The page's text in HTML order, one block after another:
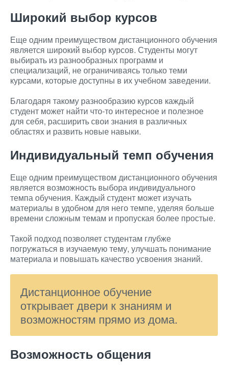
Широкий выбор курсов
Еще одним преимуществом дистанционного обучения
является широкий выбор курсов. Студенты могут
выбирать из разнообразных программ и
специализаций, не ограничиваясь только теми
курсами, которые доступны в их учебном заведении.
Благодаря такому разнообразию курсов каждый
студент может найти что-то интересное и полезное
для себя, расширить свои знания в различных
областях и развить новые навыки.
Индивидуальный темп обучения
Еще одним преимуществом дистанционного обучения
является возможность выбора индивидуального
темпа обучения. Каждый студент может изучать
материалы в удобном для него темпе, уделяя больше
времени сложным темам и пропуская более простые.
Такой подход позволяет студентам глубже
погружаться в изучаемую тему, улучшать понимание
материала и повышать качество усвоения знаний.
Дистанционное обучение
открывает двери к знаниям и
возможностям прямо из дома.
Возможность общения